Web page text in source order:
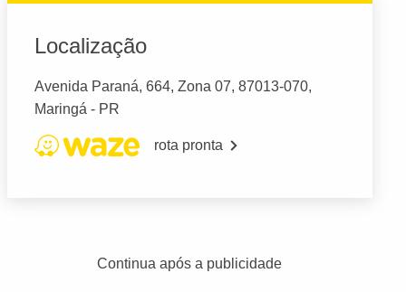
Localização
Avenida Paraná, 664, Zona 07, 87013-070,
Maringá - PR
rota pronta
Continua após a publicidade